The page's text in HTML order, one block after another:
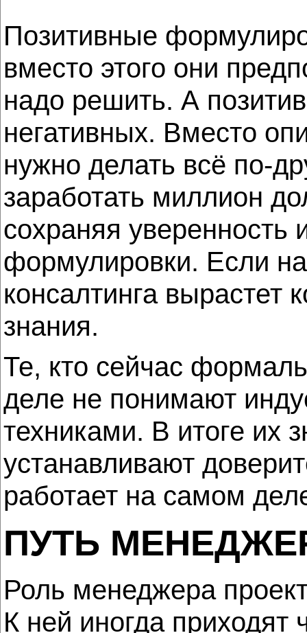
Позитивные
вместо этого они
надо решить. А
негативных. Вместо
нужно делать всё по-
заработать миллион
сохраняя уверенность
формулировки. Если
консалтинга вырастет
знания.
Те, кто сейчас
деле не понимают
техниками. В итоге их
устанавливают
работает на самом
ПУТЬ
Роль менеджера
К ней иногда